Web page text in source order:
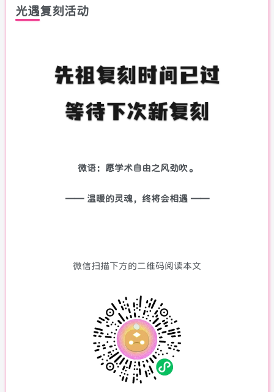
光遇复刻活动
微语：愿学术自由之风劲吹。
—— 温暖的灵魂，终将会相遇 ——
微信扫描下方的二维码阅读本文